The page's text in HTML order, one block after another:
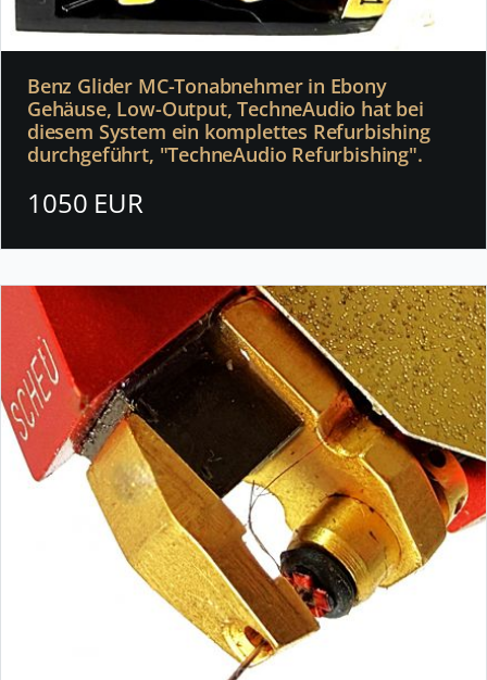
Benz Glider MC-Tonabnehmer in Ebony
Gehäuse, Low-Output, TechneAudio hat bei
diesem System ein komplettes Refurbishing
durchgeführt, "TechneAudio Refurbishing".
1050 EUR